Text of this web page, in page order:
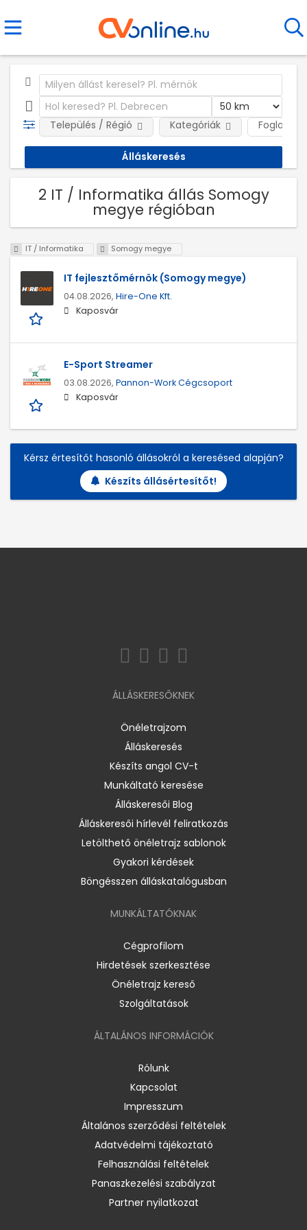
Település / Régió Kategóriák
2 IT / Informatika állás Somogy
megye régióban
IT / Informatika Somogy megye
IT fejlesztőmérnök (Somogy megye)
04.08.2026, Hire-One Kft.
Kaposvár
E-Sport Streamer
03.08.2026, Pannon-Work Cégcsoport
Kaposvár
Kérsz értesítőt hasonló állásokról a keresésed alapján?
Készíts állásértesítőt!
ÁLLÁSKERESŐKNEK
Önéletrajzom
Álláskeresés
Készíts angol CV-t
Munkáltató keresése
Álláskeresői Blog
Álláskeresői hírlevél feliratkozás
Letölthető önéletrajz sablonok
Gyakori kérdések
Böngésszen álláskatalógusban
MUNKÁLTATÓKNAK
Cégprofilom
Hirdetések szerkesztése
Önéletrajz kereső
Szolgáltatások
ÁLTALÁNOS INFORMÁCIÓK
Rólunk
Kapcsolat
Impresszum
Általános szerződési feltételek
Adatvédelmi tájékoztató
Felhasználási feltételek
Panaszkezelési szabályzat
Partner nyilatkozat